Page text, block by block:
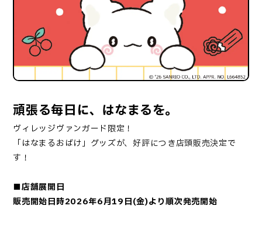
頑張る毎日に、はなまるを。
ヴィレッジヴァンガード限定！
「はなまるおばけ」グッズが、好評につき店頭販売決定で
す！
■店舗展開日
販売開始日時2026年6月19日(金)より順次発売開始